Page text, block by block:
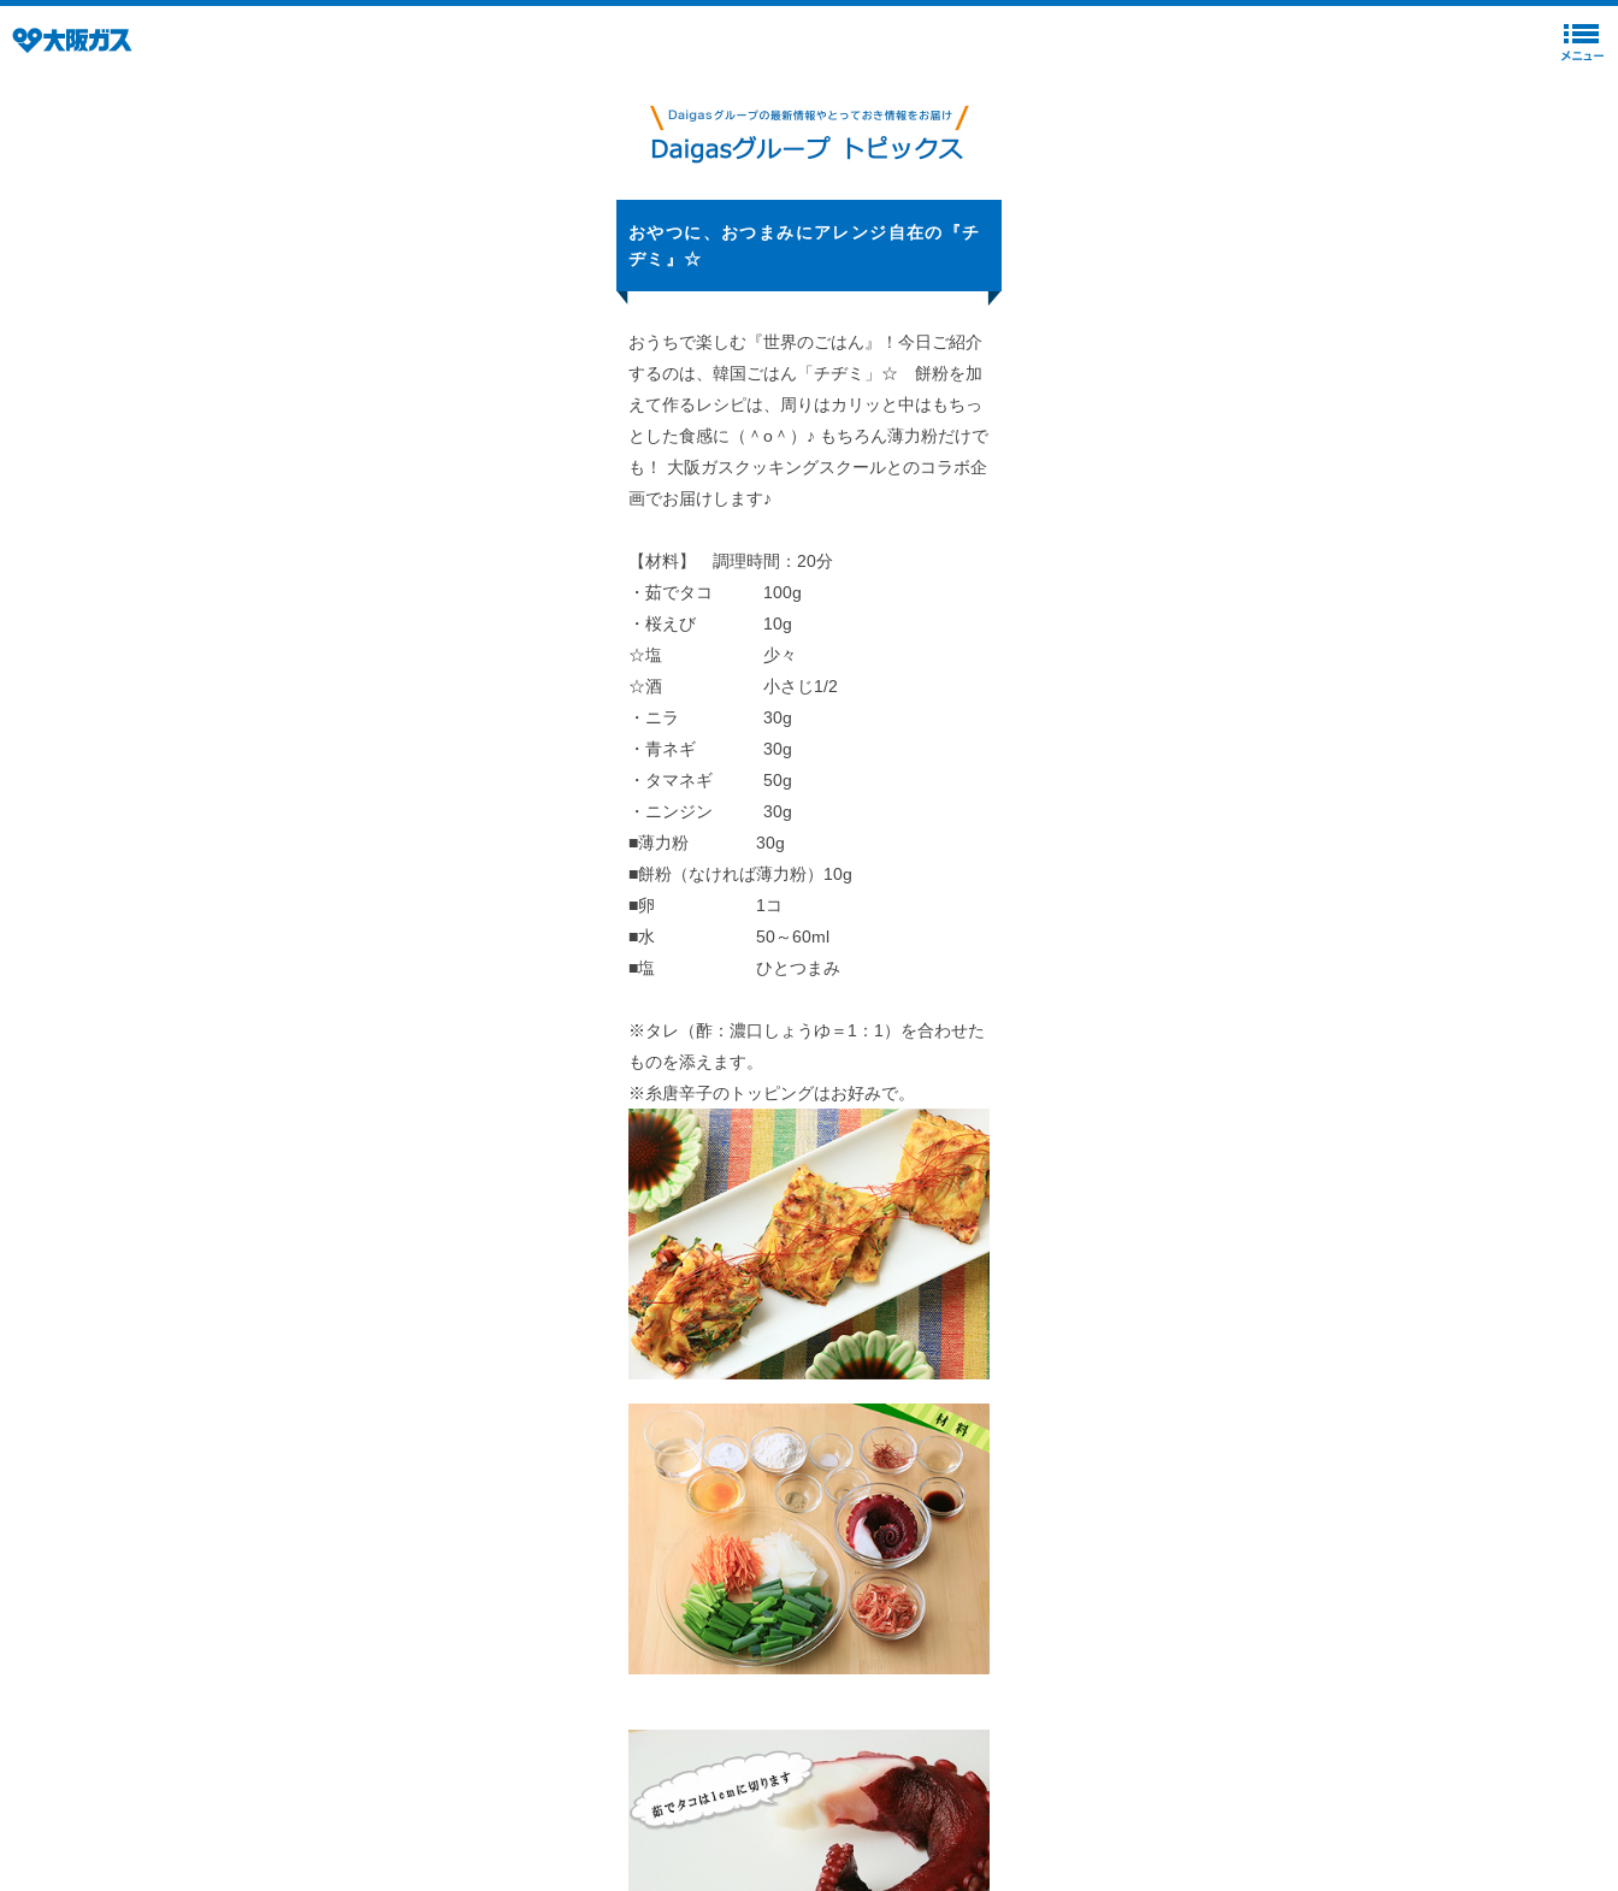
おやつに、おつまみにアレンジ自在の『チ
ヂミ』☆
おうちで楽しむ『世界のごはん』！今日ご紹介
するのは、韓国ごはん「チヂミ」☆ 餅粉を加
えて作るレシピは、周りはカリッと中はもちっ
とした食感に（＾o＾）♪ もちろん薄力粉だけで
も！ 大阪ガスクッキングスクールとのコラボ企
画でお届けします♪
【材料】 調理時間：20分
・茹でタコ 100g
・桜えび 10g
☆塩 少々
☆酒 小さじ1/2
・ニラ 30g
・青ネギ 30g
・タマネギ 50g
・ニンジン 30g
■薄力粉 30g
■餅粉（なければ薄力粉）10g
■卵 1コ
■水 50～60ml
■塩 ひとつまみ
※タレ（酢：濃口しょうゆ＝1：1）を合わせた
ものを添えます。
※糸唐辛子のトッピングはお好みで。